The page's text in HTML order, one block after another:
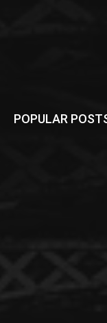
POPULAR